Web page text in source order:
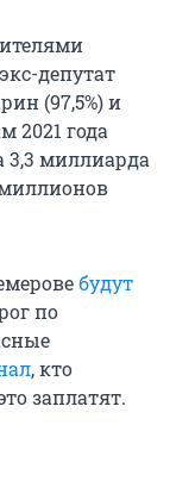
депутат
(97,5%) и
2021 года
3,3 миллиарда
будут
по
, кто
заплатят.